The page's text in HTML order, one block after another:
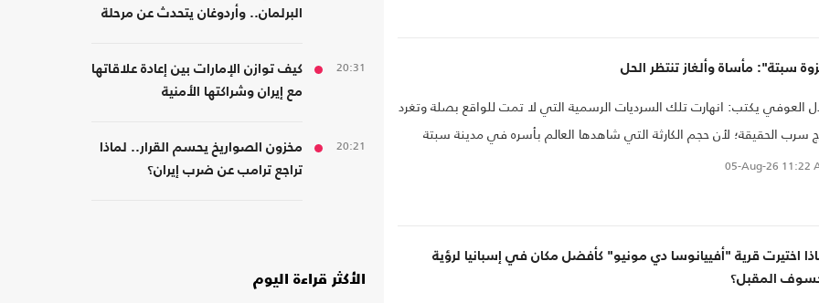
سبتة": مأساة وألغاز تنتظر الحل
العوفي يكتب: انهارت تلك السرديات الرسمية التي لا تمت للواقع بصلة وتغرد
سرب الحقيقة؛ لأن حجم الكارثة التي شاهدها العالم بأسره في مدينة سبتة
يعيد فتح جراح عميقة ظن البعض أنها توارت بعمليات تجميل فاشلة
05-Aug-26 11:22
اختيرت قرية "أفييانوسا دي مونيو" كأفضل مكان في إسبانيا لرؤية
المقبل؟
البرلمان.. وأردوغان يتحدث عن مرحلة
20:31
كيف توازن الإمارات بين إعادة علاقاتها
مع إيران وشراكتها الأمنية
20:21
مخزون الصواريخ يحسم القرار.. لماذا
تراجع ترامب عن ضرب إيران؟
الأكثر قراءة اليوم